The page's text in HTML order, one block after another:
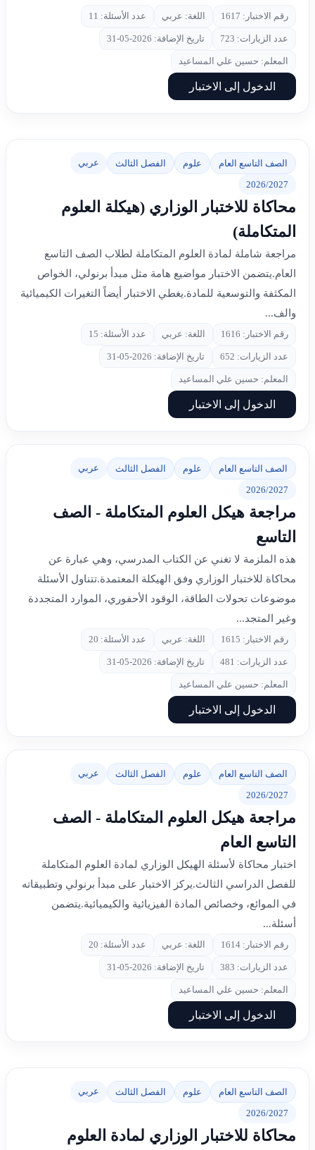
رقم الاختبار: 1617 اللغة: عربي عدد الأسئلة: 11
عدد الزيارات: 723 تاريخ الإضافة: 2026-05-31
المعلم: حسين علي المساعيد
الدخول إلى الاختبار
الصف التاسع العام علوم الفصل الثالث عربي
2026/2027
محاكاة للاختبار الوزاري (هيكلة العلوم
المتكاملة)
مراجعة شاملة لمادة العلوم المتكاملة لطلاب الصف التاسع
العام.يتضمن الاختبار مواضيع هامة مثل مبدأ برنولي، الخواص
المكثفة والتوسعية للمادة.يغطي الاختبار أيضاً التغيرات الكيميائية
والف...
رقم الاختبار: 1616 اللغة: عربي عدد الأسئلة: 15
عدد الزيارات: 652 تاريخ الإضافة: 2026-05-31
المعلم: حسين علي المساعيد
الدخول إلى الاختبار
الصف التاسع العام علوم الفصل الثالث عربي
2026/2027
مراجعة هيكل العلوم المتكاملة - الصف
التاسع
هذه الملزمة لا تغني عن الكتاب المدرسي، وهي عبارة عن
محاكاة للاختبار الوزاري وفق الهيكلة المعتمدة.تتناول الأسئلة
موضوعات تحولات الطاقة، الوقود الأحفوري، الموارد المتجددة
وغير المتجد...
رقم الاختبار: 1615 اللغة: عربي عدد الأسئلة: 20
عدد الزيارات: 481 تاريخ الإضافة: 2026-05-31
المعلم: حسين علي المساعيد
الدخول إلى الاختبار
الصف التاسع العام علوم الفصل الثالث عربي
2026/2027
مراجعة هيكل العلوم المتكاملة - الصف
التاسع العام
اختبار محاكاة لأسئلة الهيكل الوزاري لمادة العلوم المتكاملة
للفصل الدراسي الثالث.يركز الاختبار على مبدأ برنولي وتطبيقاته
في الموائع، وخصائص المادة الفيزيائية والكيميائية.يتضمن
أسئلة...
رقم الاختبار: 1614 اللغة: عربي عدد الأسئلة: 20
عدد الزيارات: 383 تاريخ الإضافة: 2026-05-31
المعلم: حسين علي المساعيد
الدخول إلى الاختبار
الصف التاسع العام علوم الفصل الثالث عربي
2026/2027
محاكاة للاختبار الوزاري لمادة العلوم